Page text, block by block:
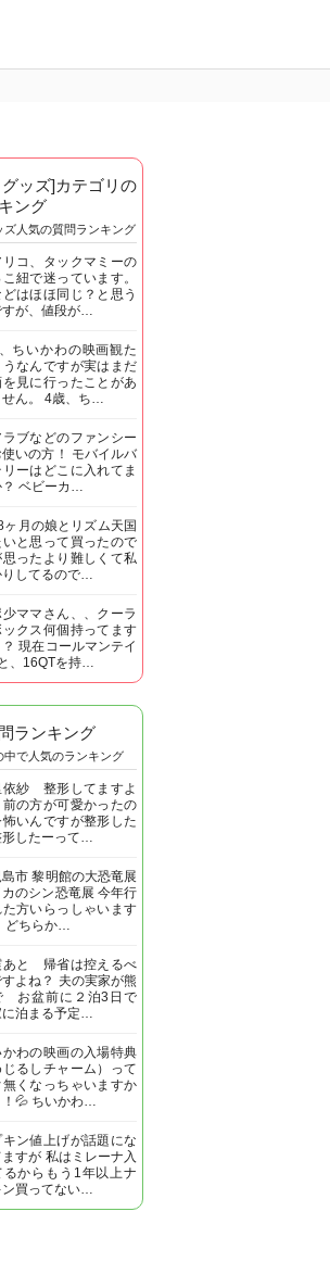
ッズ]カテゴリの
ング
ズ人気の質問ランキング
リコ、タックマミーの
紐で迷っています。
はほほ同じ？と思う
すが、値段が…
ちいかわの映画観た
うなんですが実はまだ
を見に行ったことがあ
せん。 4歳、ち…
ラブなどのファンシー
使いの方！ モバイルバ
リーはどこに入れてま
？ ベビーカ…
ヶ月の娘とリズム天国
いと思って買ったので
思ったより難しくて私
りしてるので…
少ママさん、、クーラ
ックス何個持ってます
現在コールマンテイ
、16QTを持…
ランキング
中で人気のランキング
依紗 整形してますよ
前の方が可愛かったの
怖いんですが整形した
形したーって…
島市 黎明館の大恐竜展
カのシン恐竜展 今年行
た方いらっしゃいます
どちらか…
あと 帰省は控えるべ
すよね？ 夫の実家が熊
お盆前に２泊3日で
に泊まる予定…
かわの映画の入場特典
じるしチャーム）って
無くなっちゃいますか
！💦 ちいかわ…
キン値上げが話題にな
ますが 私はミレーナ入
るからもう1年以上ナ
ン買ってない…